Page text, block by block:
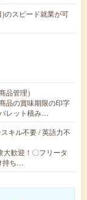
のスピード就業が可
品管理）
品の賞味期限の印字
レット積み…
キル不要 / 英語力不
大歓迎！〇フリータ
持ち…